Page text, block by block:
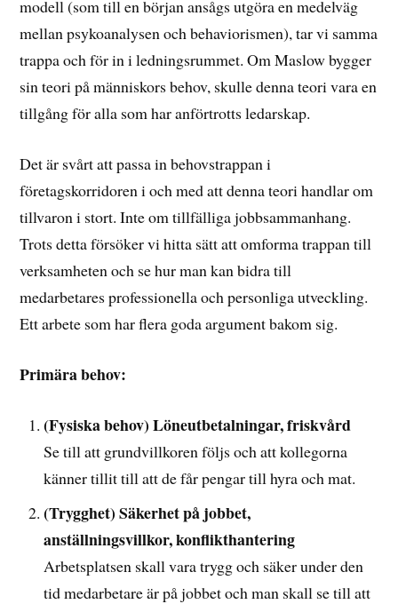
modell (som till en början ansågs utgöra en medelväg
mellan psykoanalysen och behaviorismen), tar vi samma
trappa och för in i ledningsrummet. Om Maslow bygger
sin teori på människors behov, skulle denna teori vara en
tillgång för alla som har anförtrotts ledarskap.
Det är svårt att passa in behovstrappan i
företagskorridoren i och med att denna teori handlar om
tillvaron i stort. Inte om tillfälliga jobbsammanhang.
Trots detta försöker vi hitta sätt att omforma trappan till
verksamheten och se hur man kan bidra till
medarbetares professionella och personliga utveckling.
Ett arbete som har flera goda argument bakom sig.
Primära behov:
(Fysiska behov) Löneutbetalningar, friskvård
Se till att grundvillkoren följs och att kollegorna
känner tillit till att de får pengar till hyra och mat.
(Trygghet) Säkerhet på jobbet,
anställningsvillkor, konflikthantering
Arbetsplatsen skall vara trygg och säker under den
tid medarbetare är på jobbet och man skall se till att